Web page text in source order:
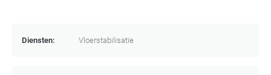
Diensten: Vloerstabilisatie